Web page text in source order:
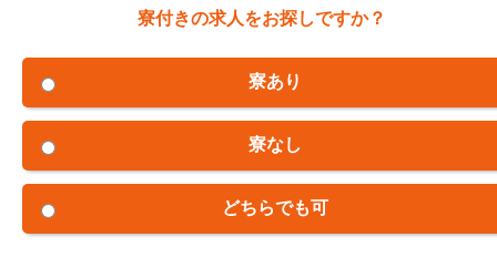
寮付きの求人をお探しですか？
寮あり
寮なし
どちらでも可